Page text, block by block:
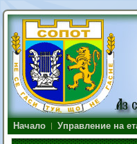
Начало Управление на